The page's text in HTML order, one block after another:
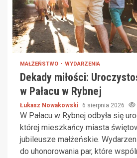
MAŁŻEŃSTWO WYDARZENIA
Dekady miłości:
w Pałacu w Rybnej
Łukasz Nowakowski 6 sierpnia 2026
W Pałacu w Rybnej odbyła się
której mieszkańcy miasta
jubileusze małżeńskie.
do uhonorowania par, które